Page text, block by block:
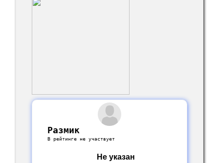
Размик
В рейтинге не участвует
Не указан